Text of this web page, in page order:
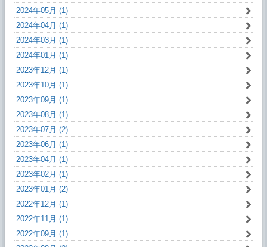
2024年05月 (1)
2024年04月 (1)
2024年03月 (1)
2024年01月 (1)
2023年12月 (1)
2023年10月 (1)
2023年09月 (1)
2023年08月 (1)
2023年07月 (2)
2023年06月 (1)
2023年04月 (1)
2023年02月 (1)
2023年01月 (2)
2022年12月 (1)
2022年11月 (1)
2022年09月 (1)